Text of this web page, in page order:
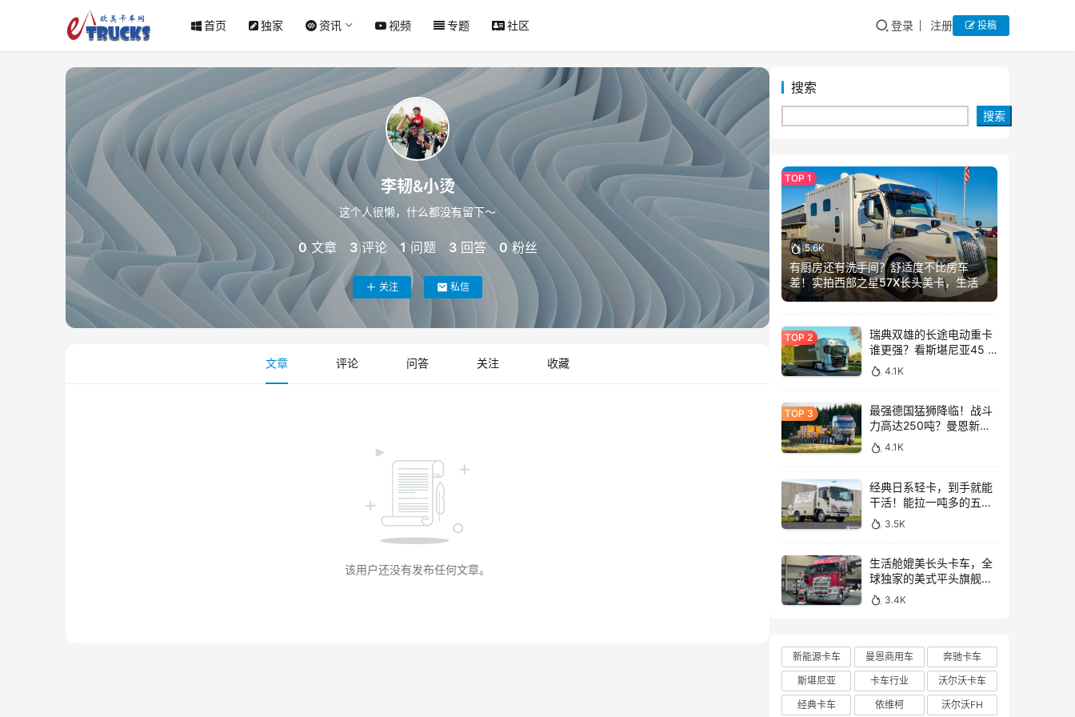
首页 独家 资讯 视频 专题 社区 登录 注册 投稿
李韧&小烫
这个人很懒，什么都没有留下～
0 文章 3 评论 1 问题 3 回答 0 粉丝
关注 私信
文章 评论 问答 关注 收藏
该用户还没有发布任何文章。
搜索
搜索
5.6K
有厨房还有洗手间？舒适度不比房车
差！实拍西部之星57X长头美卡，生活舱
加长这么多？
瑞典双雄的长途电动重卡
谁更强？看斯堪尼亚45 R
与沃尔沃FH Aero Electric
同台竞技！
4.1K
最强德国猛狮降临！战斗
力高达250吨？曼恩新款
TGX大件牵引车深入解析
4.1K
经典日系轻卡，到手就能
干活！能拉一吨多的五十
铃NLR工作车实拍
3.5K
生活舱媲美长头卡车，全
球独家的美式平头旗舰！
亮相布里斯班卡车展的肯
沃斯K220牵引车实拍
3.4K
新能源卡车 曼恩商用车
奔驰卡车
斯堪尼亚
卡车行业
沃尔沃卡车
经典卡车
依维柯 沃尔沃FH